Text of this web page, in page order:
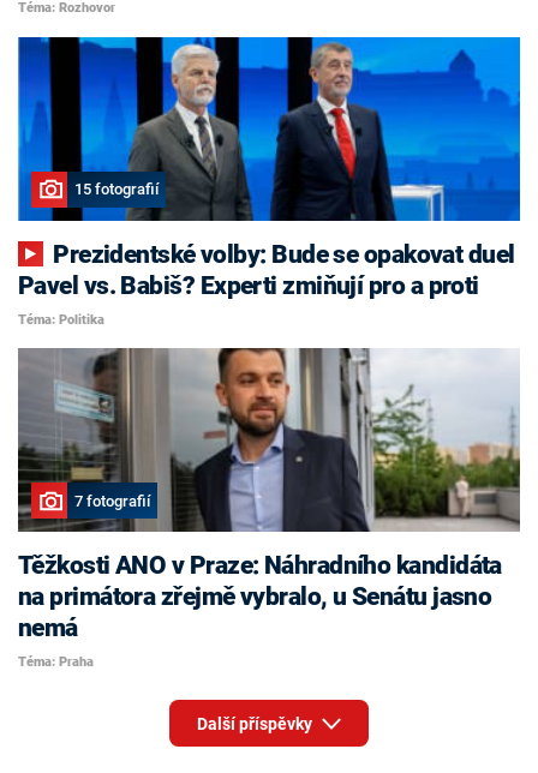
Téma: Rozhovor
15 fotografií
Pavel vs. Babiš? Experti zmiňují pro a proti
Téma: Politika
7 fotografií
Těžkosti ANO v Praze: Náhradního kandidáta
na primátora zřejmě vybralo, u Senátu jasno
nemá
Téma: Praha
Další příspěvky